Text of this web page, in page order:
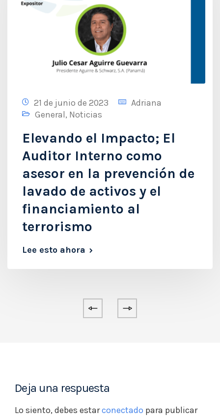
21 de junio de 2023
Adriana
General, Noticias
Elevando el Impacto; El
Auditor Interno como
asesor en la prevención de
lavado de activos y el
financiamiento al
terrorismo
Lee esto ahora
Deja una respuesta
Lo siento, debes estarconectado para publicar